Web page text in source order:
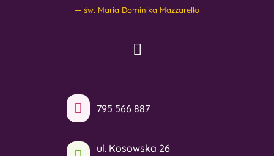
św. Maria Dominika Mazzarello
795 566 887
ul. Kosowska 26